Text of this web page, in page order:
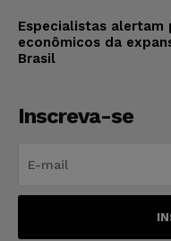
Especialistas alertam
econômicos da
Brasil
Inscreva-se